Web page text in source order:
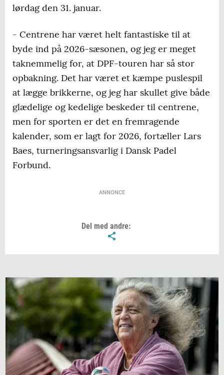
13.-14. november, Simons Padel Club,
Humlebæk (Finals)
lørdag den 31. januar.
- Centrene har været helt fantastiske til at
byde ind på 2026-sæsonen, og jeg er meget
taknemmelig for, at DPF-touren har så stor
opbakning. Det har været et kæmpe puslespil
at lægge brikkerne, og jeg har skullet give både
glædelige og kedelige beskeder til centrene,
men for sporten er det en fremragende
kalender, som er lagt for 2026, fortæller Lars
Baes, turneringsansvarlig i Dansk Padel
Forbund.
ANNONCE
Del med andre: